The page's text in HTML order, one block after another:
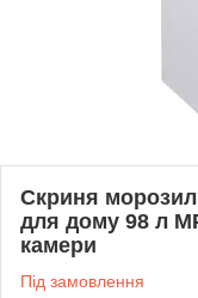
Скриня
для дому 98 л
камери
Під замовлення